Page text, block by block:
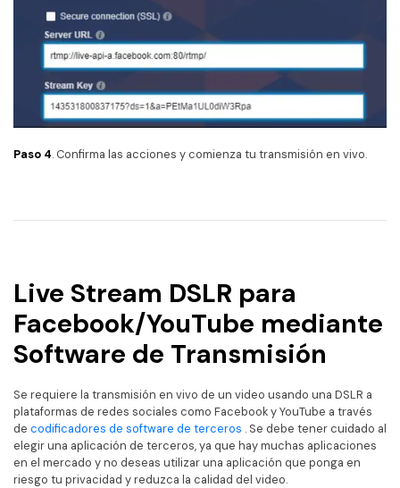
Paso 4. Confirma las acciones y comienza tu transmisión en vivo.
Live Stream DSLR para
Facebook/YouTube mediante
Software de Transmisión
Se requiere la transmisión en vivo de un video usando una DSLR a
plataformas de redes sociales como Facebook y YouTube a través
de codificadores de software de terceros . Se debe tener cuidado al
elegir una aplicación de terceros, ya que hay muchas aplicaciones
en el mercado y no deseas utilizar una aplicación que ponga en
riesgo tu privacidad y reduzca la calidad del video.